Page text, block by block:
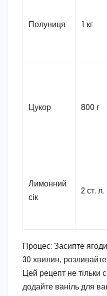
Полуниця 1 кг
Цукор 800 г
Лимонний
сік
2 ст. л.
Процес: Засипте
30 хвилин, розливайте
Цей рецепт не тільки
додайте ваніль для